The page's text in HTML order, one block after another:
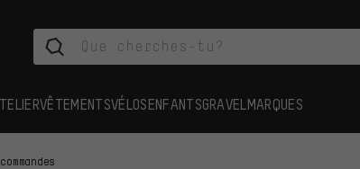
VÊTEMENTSVÉLOSENFANTSGRAVEL MARQUES